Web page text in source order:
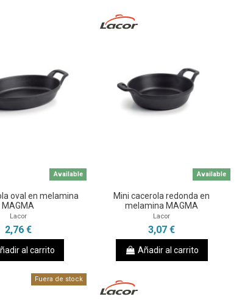
Available
oval en melamina
MAGMA
Lacor
2,76 €
al carrito
Available
Mini cacerola redonda en
melamina MAGMA
Lacor
3,07 €
Añadir al carrito
Fuera de stock